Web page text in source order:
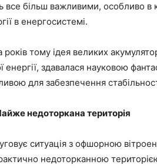
все більш важливими, особливо в
в енергосистемі.
років тому ідея великих
енергії, здавалася науковою
для забезпечення
недоторкана територія
ситуація з офшорною
недоторканною